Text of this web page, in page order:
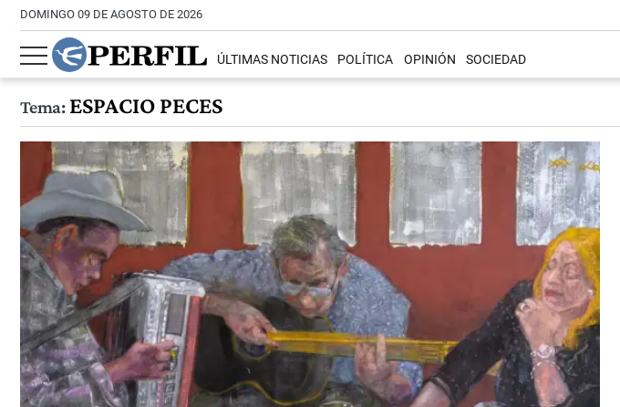
DOMINGO 09 DE AGOSTO DE 2026
ÚLTIMAS NOTICIAS POLÍTICA OPINIÓN SOCIEDAD
Tema:ESPACIO PECES